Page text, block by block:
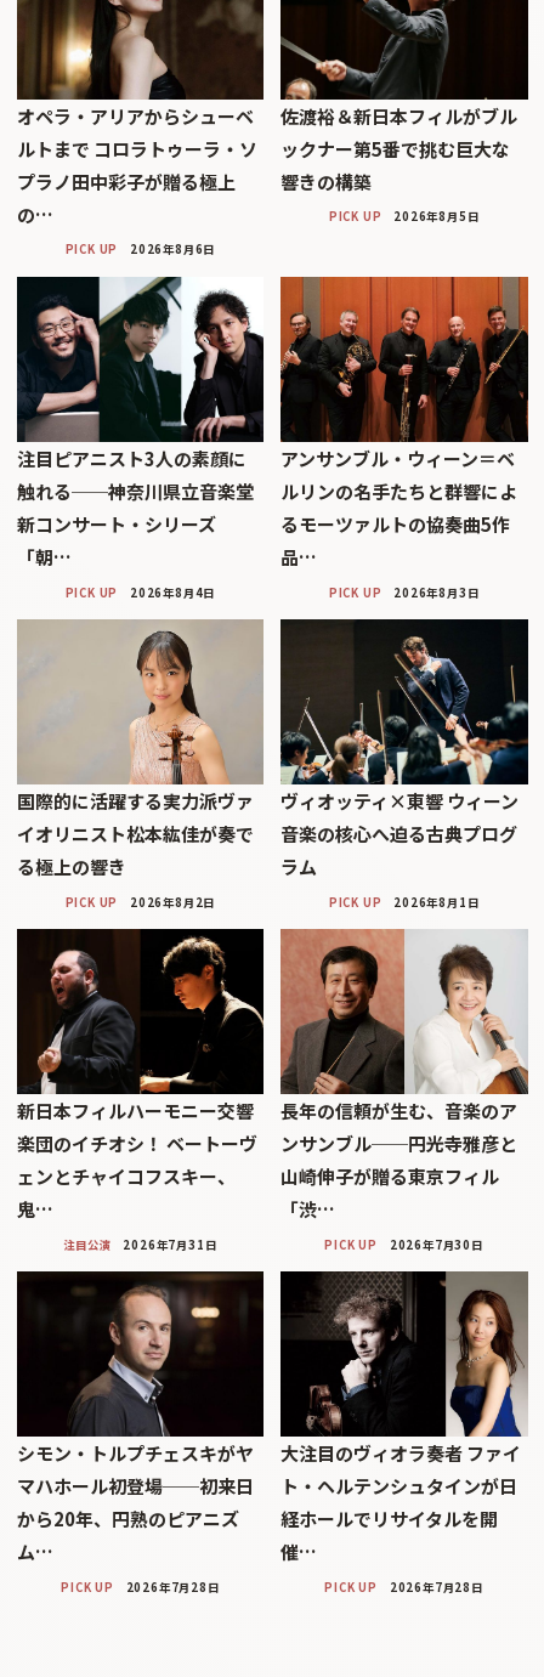
オペラ・アリアからシューベ
ルトまで コロラトゥーラ・ソ
プラノ田中彩子が贈る極上
の…
PICK UP 2026年8月6日
佐渡裕＆新日本フィルがブル
ックナー第5番で挑む巨大な
響きの構築
PICK UP 2026年8月5日
注目ピアニスト3人の素顔に
触れる──神奈川県立音楽堂
新コンサート・シリーズ
「朝…
PICK UP 2026年8月4日
アンサンブル・ウィーン＝ベ
ルリンの名手たちと群響によ
るモーツァルトの協奏曲5作
品…
PICK UP 2026年8月3日
国際的に活躍する実力派ヴァ
イオリニスト松本紘佳が奏で
る極上の響き
PICK UP 2026年8月2日
ヴィオッティ×東響 ウィーン
音楽の核心へ迫る古典プログ
ラム
PICK UP 2026年8月1日
新日本フィルハーモニー交響
楽団のイチオシ！ ベートーヴ
ェンとチャイコフスキー、
鬼…
注目公演 2026年7月31日
長年の信頼が生む、音楽のア
ンサンブル──円光寺雅彦と
山崎伸子が贈る東京フィル
「渋…
PICK UP 2026年7月30日
シモン・トルプチェスキがヤ
マハホール初登場──初来日
から20年、円熟のピアニズ
ム…
PICK UP 2026年7月28日
大注目のヴィオラ奏者 ファイ
ト・ヘルテンシュタインが日
経ホールでリサイタルを開
催…
PICK UP 2026年7月28日